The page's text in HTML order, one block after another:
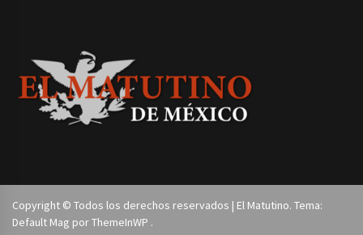
Copyright © Todos los derechos reservados | El Matutino. Tema:
Default Mag porThemeInWP .